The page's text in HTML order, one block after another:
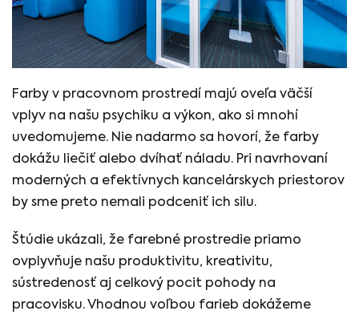
Farby v pracovnom prostredí majú oveľa väčší
vplyv na našu psychiku a výkon, ako si mnohí
uvedomujeme. Nie nadarmo sa hovorí, že farby
dokážu liečiť alebo dvíhať náladu. Pri navrhovaní
moderných a efektívnych kancelárskych priestorov
by sme preto nemali podceniť ich silu.
Štúdie ukázali, že farebné prostredie priamo
ovplyvňuje našu produktivitu, kreativitu,
sústredenosť aj celkový pocit pohody na
pracovisku. Vhodnou voľbou farieb dokážeme